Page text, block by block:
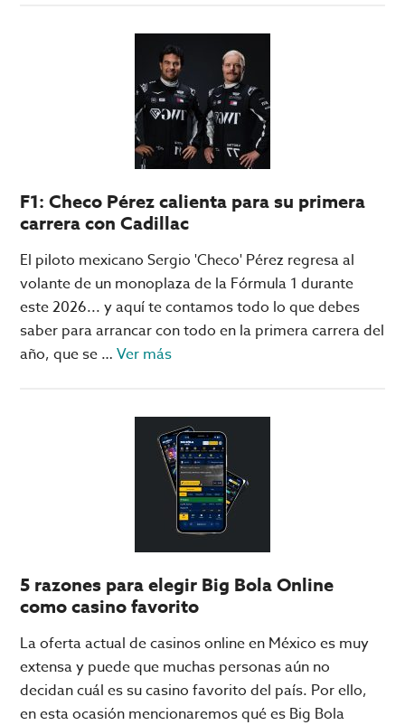
Blackjack
estudiantes
que
a
los
casinos
Vegas
F1: Checo Pérez calienta para su primera
carrera con Cadillac
El piloto mexicano Sergio 'Checo' Pérez regresa al
volante de un monoplaza de la Fórmula 1 durante
este 2026... y aquí te contamos todo lo que debes
saber para arrancar con todo en la primera carrera del
año, que se …Ver másacerca
Checo
Pérez
calienta
para
su
primera
con
Cadillac
5 razones para elegir Big Bola Online
como casino favorito
La oferta actual de casinos online en México es muy
extensa y puede que muchas personas aún no
decidan cuál es su casino favorito del país. Por ello,
en esta ocasión mencionaremos qué es Big Bola